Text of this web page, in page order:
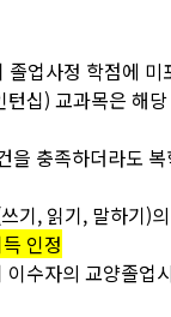
업사정 학점에 미
십) 교과목은 해
을 충족하더라도
기, 읽기, 말하기)
인정
이수자의 교양졸업